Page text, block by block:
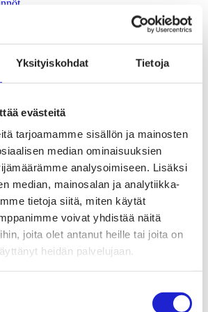
Yksityiskohdat Tietoja
evästeitä
tarjoamamme sisällön ja mainosten
median ominaisuuksien
analysoimiseen. Lisäksi
median, mainosalan ja analytiikka-
tietoja siitä, miten käytät
voivat yhdistää näitä
joita olet antanut heille tai joita on
heidän palvelujaan.
näkymät optimistisia – raaka-aine- ja
nousu kuitenkin uhkaa koronan
näkymät
aine- ja